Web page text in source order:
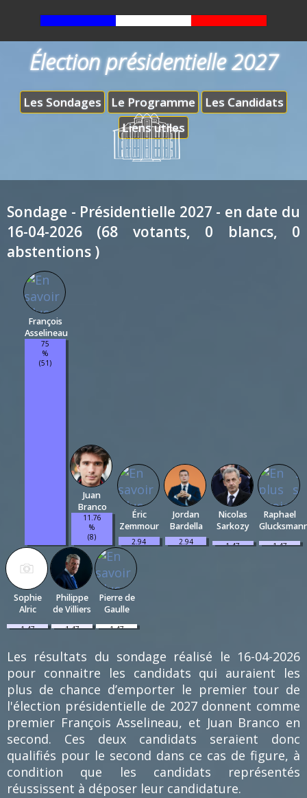
Les Sondages Le Programme
Les Candidats
Liens utiles
Élection présidentielle 2027
Sondage - Présidentielle 2027 - en date du
16-04-2026 (68 votants, 0 blancs, 0
abstentions )
François
Asselineau
75
%
(51)
Juan
Branco
11.76
%
(8)
Éric
Zemmour
2.94
(2)
Jordan
Bardella
2.94
Nicolas
Sarkozy
1.47
Raphael
1.47
Sophie
Alric
1.47
Philippe
de Villiers
1.47
Pierre de
Gaulle
1.47
Les résultats du sondage réalisé le 16-04-2026
pour connaitre les candidats qui auraient les
plus de chance d’emporter le premier tour de
l'élection présidentielle de 2027 donnent comme
premier François Asselineau, et Juan Branco en
second. Ces deux candidats seraient donc
qualifiés pour le second dans ce cas de figure, à
condition que les candidats représentés
réussissent à déposer leur candidature.